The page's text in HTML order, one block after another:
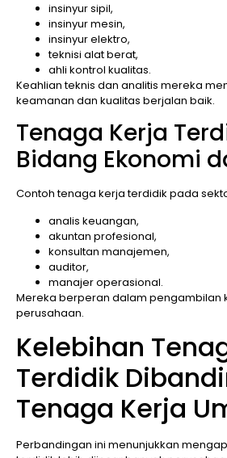
insinyur sipil,
insinyur mesin,
insinyur elektro,
teknisi alat berat,
ahli kontrol kualitas.
Keahlian teknis dan analitis mereka
keamanan dan kualitas berjalan baik.
Tenaga Kerja
Bidang Ekonomi
Contoh tenaga kerja terdidik pada
analis keuangan,
akuntan profesional,
konsultan manajemen,
auditor,
manajer operasional.
Mereka berperan dalam pengambilan
perusahaan.
Kelebihan
Terdidik
Tenaga Kerja
Perbandingan ini menunjukkan